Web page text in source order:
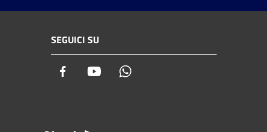
SEGUICI SU
Facebook Youtube